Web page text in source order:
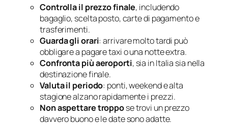
Controlla il prezzo finale, includendo
bagaglio, scelta posto, carte di pagamento e
trasferimenti.
Guarda gli orari: arrivare molto tardi può
obbligare a pagare taxi o una notte extra.
Confronta più aeroporti, sia in Italia sia nella
destinazione finale.
Valuta il periodo: ponti, weekend e alta
stagione alzano rapidamente i prezzi.
Non aspettare troppose trovi un prezzo
davvero buono e le date sono adatte.